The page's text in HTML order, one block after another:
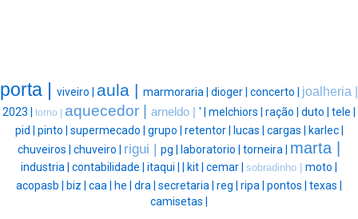
porta | viveiro | aula | marmoraria | dioger | concerto | joalheria |
2023 | torno | aquecedor | arneldo | ' | melchiors | ração | duto | tele |
pid | pinto | supermecado | grupo | retentor | lucas | cargas |
karlec |
chuveiros | chuveiro | rigui | pg | laboratorio | torneira | marta |
industria | contabilidade | itaqui | kit | cemar | sobradinho | moto |
acopasb |
biz | caa | he | dra | secretaria | reg | ripa | pontos | texas |
camisetas |